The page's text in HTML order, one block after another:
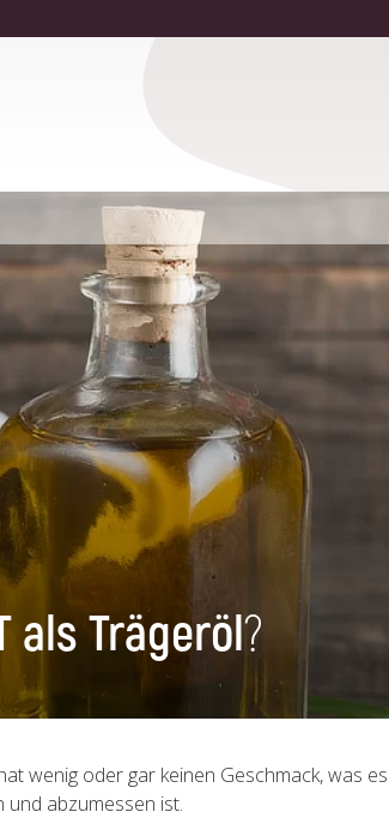
als Trägeröl?
wenig oder gar keinen Geschmack, was
abzumessen ist.